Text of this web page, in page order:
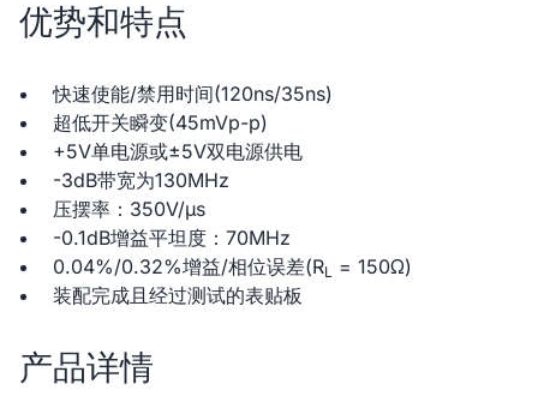
优势和特点
快速使能/禁用时间(120ns/35ns)
超低开关瞬变(45mVp-p)
+5V单电源或±5V双电源供电
-3dB带宽为130MHz
压摆率：350V/µs
-0.1dB增益平坦度：70MHz
0.04%/0.32%增益/相位误差(RL = 150Ω)
装配完成且经过测试的表贴板
产品详情